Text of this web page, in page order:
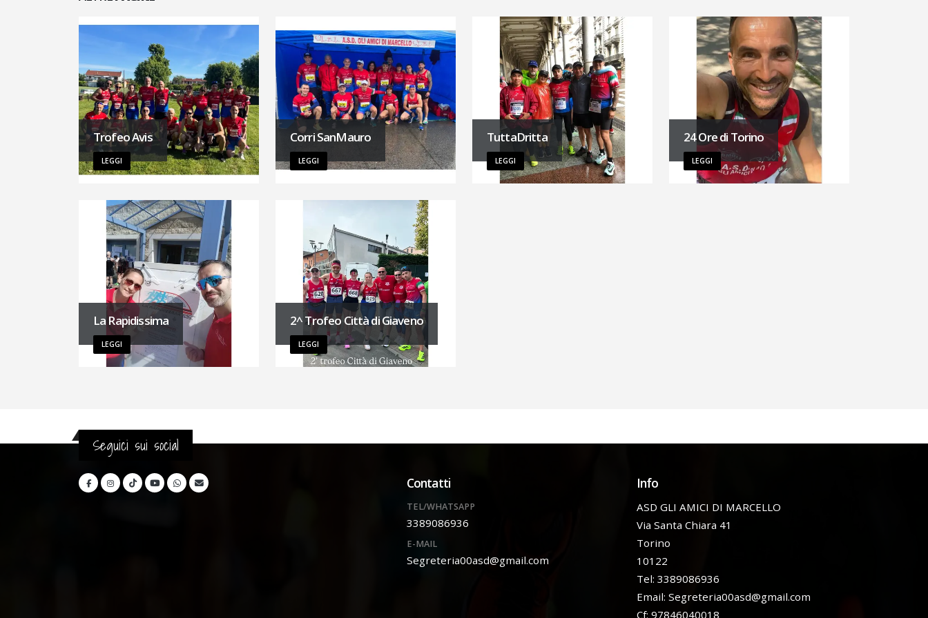
Trofeo Avis
LEGGI
Corri SanMauro
LEGGI
TuttaDritta
LEGGI
24 Ore di Torino
LEGGI
La Rapidissima
LEGGI
2^ Trofeo Città di Giaveno
LEGGI
Seguici sui social
Contatti
TEL/WHATSAPP
3389086936
E-MAIL
Segreteria00asd@gmail.com
Info
ASD GLI AMICI DI MARCELLO
Via Santa Chiara 41
Torino
10122
Tel: 3389086936
Email: Segreteria00asd@gmail.com
Cf: 97846040018